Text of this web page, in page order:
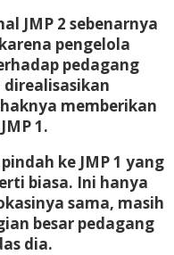
JMP 2 sebenarnya
pengelola
pedagang
direalisasikan
memberikan
1.
ke JMP 1 yang
biasa. Ini hanya
sama, masih
besar pedagang
dia.